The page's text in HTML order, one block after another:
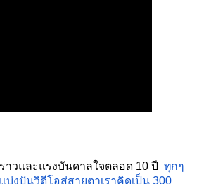
วและแรงบันดาลใจตลอด 10 ปี ทุกๆ
งปันวิดีโอสู่สายตาเราคิดเป็น 300